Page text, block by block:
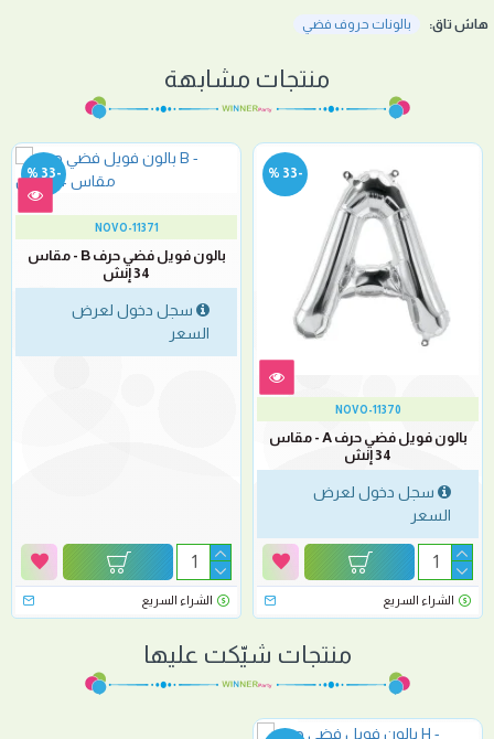
هاش تاق: بالونات حروف فضي
منتجات مشابهة
-33 %
NOVO-11370
بالون فويل فضي حرف A - مقاس
34 إنش
سجل دخول لعرض
السعر
الشراء السريع
-33 %
NOVO-11371
بالون فويل فضي حرف B - مقاس
34 إنش
سجل دخول لعرض
السعر
الشراء السريع
منتجات شيّكت عليها